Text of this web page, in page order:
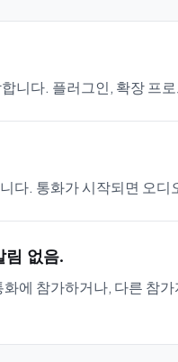
다. 플러그인, 확장 프
. 통화가 시작되면 오디
림 없음.
에 참가하거나, 다른 참